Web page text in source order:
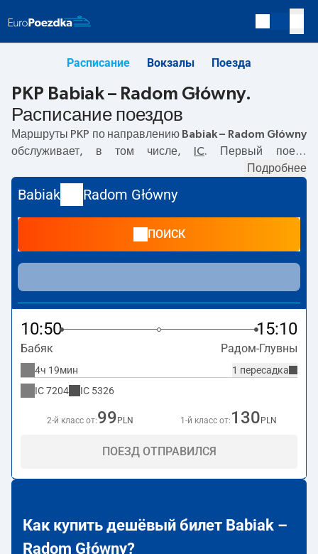
Расписание Вокзалы Поезда
PKP Babiak – Radom Główny.
Расписание поездов
Маршруты PKP по направлению Babiak – Radom Główny
обслуживает, в том числе,
IC. Первый поезд
поезд до Radom Główny отправляется в 10:50. В
настоящее время по маршруту
не курсируют другие поезда перевозчика PKP Intercity.
Поезд заканчивает маршрут на станции Radom Główny.
Подробнее
Babiak Radom Główny
ПОИСК
10:50 15:10
Бабяк Радом-Глувны
1 пересадка
4ч 19мин
IC7204 IC 5326
2-й класс от:99 PLN 1-й класс от: 130 PLN
ПОЕЗД ОТПРАВИЛСЯ
Как купить дешёвый билет Babiak –
Radom Główny?